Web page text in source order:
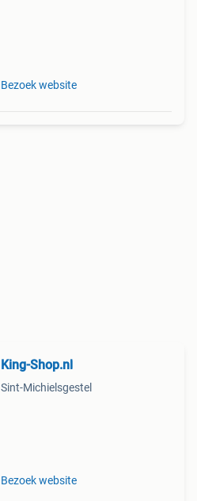
Bezoek website
King-Shop.nl
Sint-Michielsgestel
Bezoek website